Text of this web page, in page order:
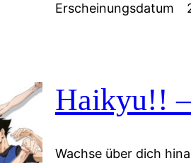
Erscheinungsdatum
Haikyu!!
Wachse über dich